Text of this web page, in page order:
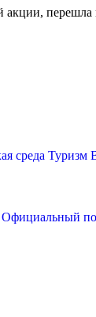
среда Туризм
Официальный